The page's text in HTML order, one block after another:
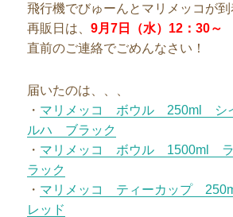
飛行機でびゅーんとマリメッコが到
再販日は、9月7日（水）12：30～
直前のご連絡でごめんなさい！
届いたのは、、、
・ マリメッコ ボウル 250ml シ
ルハ ブラック
・ マリメッコ ボウル 1500ml
ラック
・ マリメッコ ティーカップ
レッド